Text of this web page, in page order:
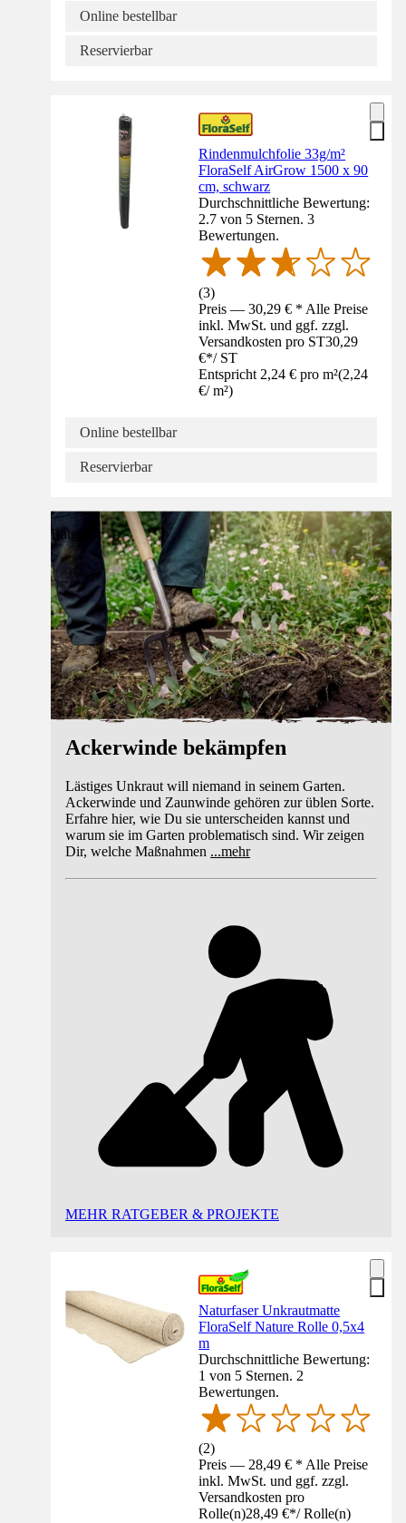
Online bestellbar
Reservierbar
Rindenmulchfolie 33g/m²
FloraSelf AirGrow 1500 x 90
cm, schwarz
Durchschnittliche Bewertung:
2.7 von 5 Sternen. 3
Bewertungen.
(3)
Preis — 30,29 € * Alle Preise
inkl. MwSt. und ggf. zzgl.
Versandkosten pro ST30,29
€*/ ST
Entspricht 2,24 € pro m²(2,24
€/ m²)
Online bestellbar
Reservierbar
Ratgeber
Ackerwinde bekämpfen
Lästiges Unkraut will niemand in seinem Garten.
Ackerwinde und Zaunwinde gehören zur üblen Sorte.
Erfahre hier, wie Du sie unterscheiden kannst und
warum sie im Garten problematisch sind. Wir zeigen
Dir, welche Maßnahmen ...mehr
MEHR RATGEBER & PROJEKTE
Naturfaser Unkrautmatte
FloraSelf Nature Rolle 0,5x4
m
Durchschnittliche Bewertung:
1 von 5 Sternen. 2
Bewertungen.
(2)
Preis — 28,49 € * Alle Preise
inkl. MwSt. und ggf. zzgl.
Versandkosten pro
Rolle(n)28,49 €*/ Rolle(n)